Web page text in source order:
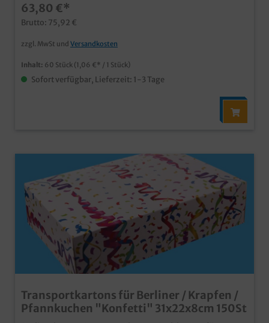
zu 2 Lagen, je nach Größe der Krapfen ansprechendes
Neutralmotiv nicht nur in der Faschingszeit ab einer
Auflage von 5000 Stück auch individuell bedruckbarm
fragen Sie einfach unseren Kundenservice
63,80 €*
Brutto: 75,92 €
zzgl. MwSt und Versandkosten
Inhalt: 60 Stück (1,06 €* / 1 Stück)
Sofort verfügbar, Lieferzeit: 1-3 Tage
Transportkartons für Berliner / Krapfen /
Pfannkuchen "Konfetti" 31x22x8cm 150St